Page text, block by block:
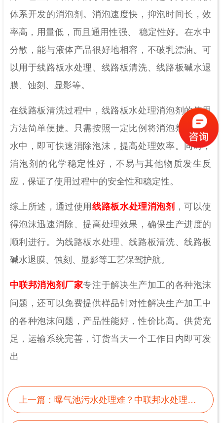
体系开发的消泡剂。消泡速度快，抑泡时间长，效
率高，用量低，而且通用性强、 稳定性好。在水中
分散，能与液体产品很好地相容，不破乳漂油。可
以用于线路板水处理、线路板清洗、线路板碱水退
膜、蚀刻、显影等。
在线路板清洗过程中，线路板水处理消泡剂的使用
方法简单便捷。只需按照一定比例将消泡剂加入到
水中，即可快速消除泡沫，提高处理效率。同时，
消泡剂的化学稳定性好，不易与其他物质发生反
应，保证了使用过程中的安全性和稳定性。
综上所述，通过使用线路板水处理消泡剂 ，可以使
得泡沫迅速消除、提高处理效果，确保生产进度的
顺利进行。为线路板水处理、线路板清洗、线路板
碱水退膜、蚀刻、显影等工艺保驾护航。
中联邦消泡剂厂家专注于解决生产加工的各种泡沫
问题，还可以免费提供样品针对性解决生产加工中
的各种泡沫问题，产品性能好，性价比高。供货充
足，运输系统完善，订货当天一个工作日内即可发
出
上一篇： 曝气池污水处理难？中联邦水处理消泡剂来出击